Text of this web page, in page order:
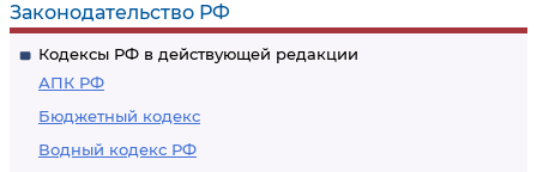
Законодательство РФ
Кодексы РФ в действующей редакции
АПК РФ
Бюджетный кодекс
Водный кодекс РФ
определенные
должности или
заниматься
определенной
деятельностью